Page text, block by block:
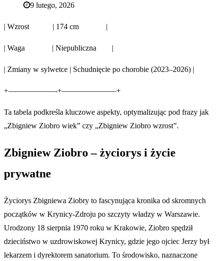
9 lutego, 2026
| Wzrost | 174 cm |
| Waga | Niepubliczna |
| Zmiany w sylwetce | Schudnięcie po chorobie (2023–2026) |
+——————-+———————+
Ta tabela podkreśla kluczowe aspekty, optymalizując pod frazy jak
„Zbigniew Ziobro wiek” czy „Zbigniew Ziobro wzrost”.
Zbigniew Ziobro – życiorys i życie
prywatne
Życiorys Zbigniewa Ziobry to fascynująca kronika od skromnych
początków w Krynicy-Zdroju po szczyty władzy w Warszawie.
Urodzony 18 sierpnia 1970 roku w Krakowie, Ziobro spędził
dzieciństwo w uzdrowiskowej Krynicy, gdzie jego ojciec Jerzy był
lekarzem i dyrektorem sanatorium. To środowisko, naznaczone